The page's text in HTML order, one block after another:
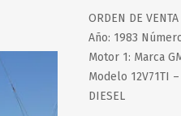
ORDEN DE
Año: 1983
Motor 1: Marca
Modelo 12V71TI
DIESEL